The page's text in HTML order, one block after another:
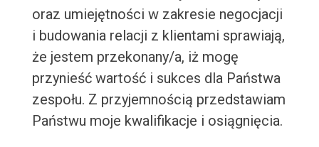
oraz umiejętności w zakresie negocjacji
i budowania relacji z klientami sprawiają,
że jestem przekonany/a, iż mogę
przynieść wartość i sukces dla Państwa
zespołu. Z przyjemnością przedstawiam
Państwu moje kwalifikacje i osiągnięcia.